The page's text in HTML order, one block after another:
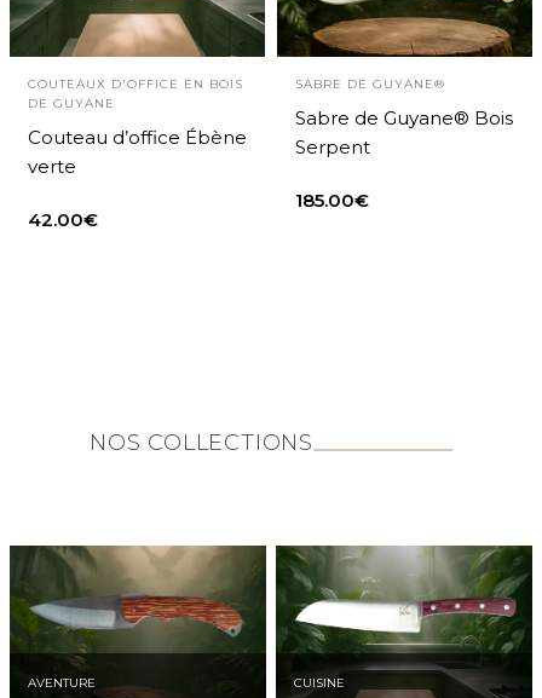
COUTEAUX D'OFFICE EN BOIS
DE GUYANE
Couteau d’office Ébène
verte
42.00€
SABRE DE GUYANE®
Sabre de Guyane® Bois
Serpent
185.00€
NOS COLLECTIONS
AVENTURE CUISINE